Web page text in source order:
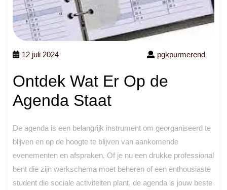
12 juli 2024 pgkpurmerend
Ontdek Wat Er Op de
Agenda Staat
De agenda is een belangrijk instrument om georganiseerd te
blijven en op de hoogte te blijven van aankomende
evenementen en afspraken. Of je nu een drukke professional
bent die zijn werkschema moet beheren of een enthousiaste
student die sociale activiteiten plant, de agenda is jouw beste